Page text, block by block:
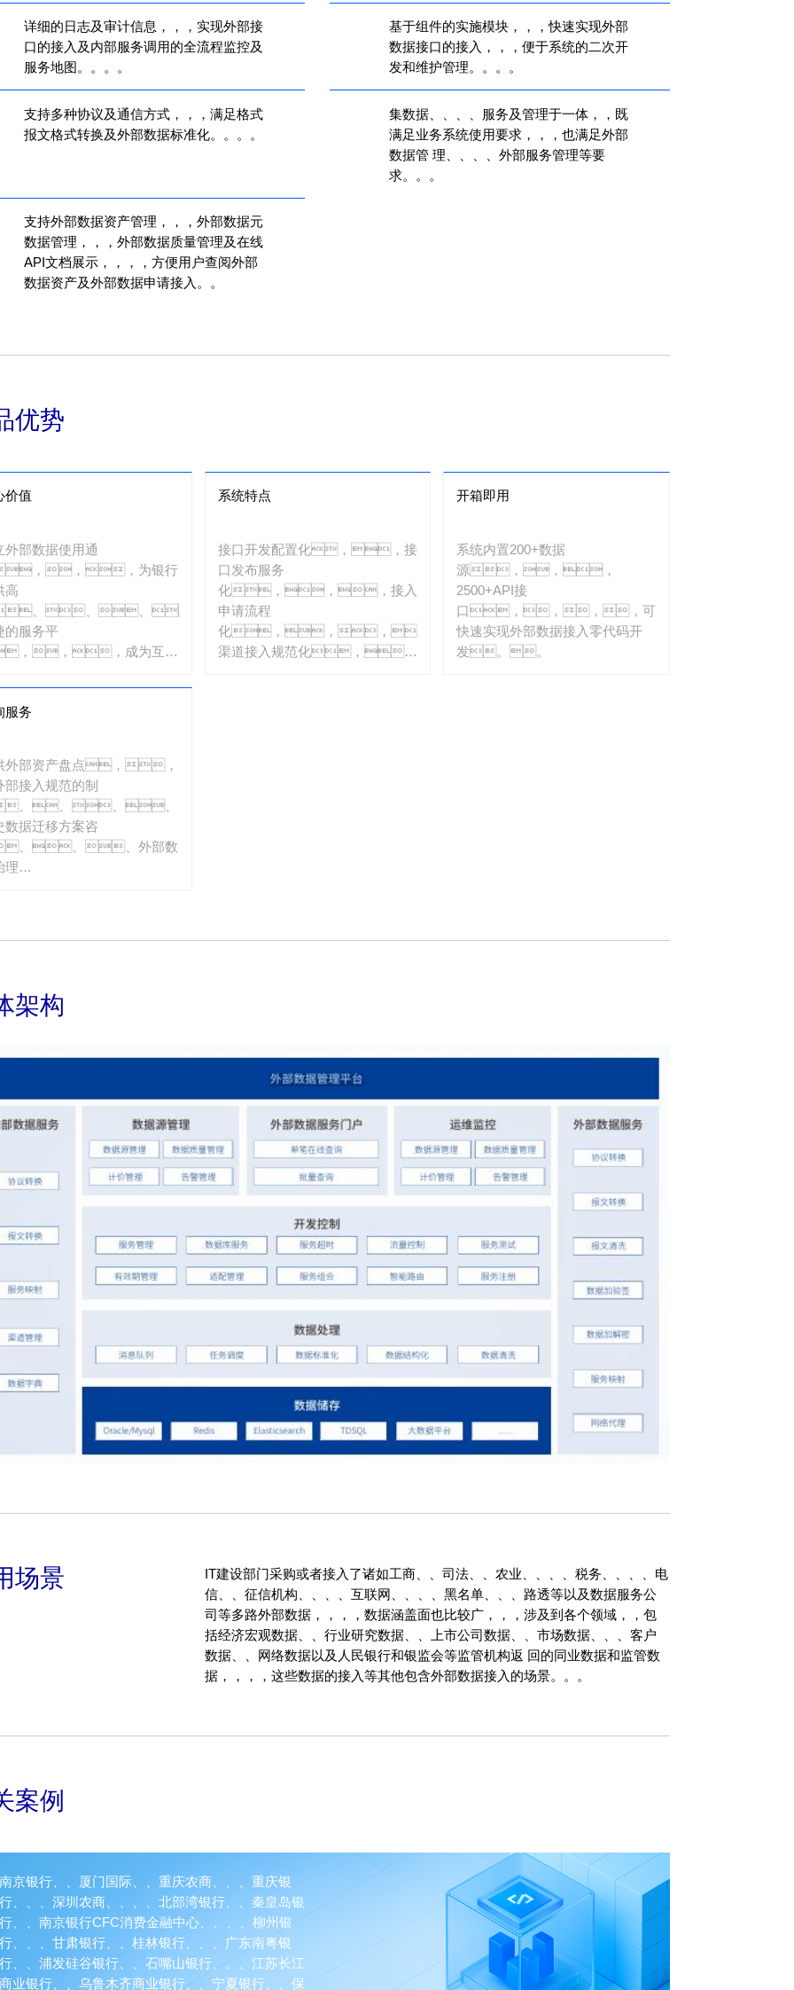
详细的日志及审计信息，，，实现外部接
口的接入及内部服务调用的全流程监控及
服务地图。。。。
基于组件的实施模块，，，快速实现外部
数据接口的接入，，，便于系统的二次开
发和维护管理。。。。
支持多种协议及通信方式，，，满足格式
报文格式转换及外部数据标准化。。。。
集数据、、、、服务及管理于一体，，既
满足业务系统使用要求，，，也满足外部
数据管 理、、、、外部服务管理等要
求。。。
支持外部数据资产管理，，，外部数据元
数据管理，，，外部数据质量管理及在线
API文档展示，，，，方便用户查阅外部
数据资产及外部数据申请接入。。
优势
价值
外部数据使用通
，，，为银行
高
、、、、
的服务平
，，，成为互联
。。。。
系统特点
接口开发配置化，，接
口发布服务
化，，，接入
申请流程
化，，，，
渠道接入规范化，，
开箱即用
系统内置200+数据
源，，，
2500+API接
口，，，，可
快速实现外部数据接入零代码开
发。。
服务
外部资产盘点，，
部接入规范的制
、、、、
数据迁移方案咨
、、、外部数
理
架构
场景
IT建设部门采购或者接入了诸如工商、、司法、、农业、、、、税务、、、、电
信、、征信机构、、、、互联网、、、、黑名单、、、路透等以及数据服务公
司等多路外部数据，，，，数据涵盖面也比较广，，，涉及到各个领域，，包
括经济宏观数据、、行业研究数据、、上市公司数据、、市场数据、、、客户
数据、、网络数据以及人民银行和银监会等监管机构返 回的同业数据和监管数
据，，，，这些数据的接入等其他包含外部数据接入的场景。。。
案例
南京银行、、厦门国际、、重庆农商、、、重庆银
行、、、深圳农商、、、、北部湾银行、、秦皇岛银
行、、南京银行CFC消费金融中心、、、、柳州银
行、、、甘肃银行、、桂林银行、、、广东南粤银
行、、浦发硅谷银行、、石嘴山银行、、、江苏长江
商业银行、、乌鲁木齐商业银行、、宁夏银行、、保